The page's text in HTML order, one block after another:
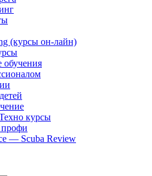
(курсы он-лайн)
курсы
профи
— Scuba Review